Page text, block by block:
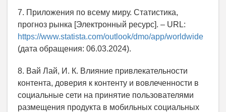
7. Приложения по всему миру. Статистика,
прогноз рынка [Электронный ресурс]. – URL:
https://www.statista.com/outlook/dmo/app/worldwide
(дата обращения: 06.03.2024).
8. Вай Лай, И. К. Влияние привлекательности
контента, доверия к контенту и вовлеченности в
социальные сети на принятие пользователями
размещения продукта в мобильных социальных